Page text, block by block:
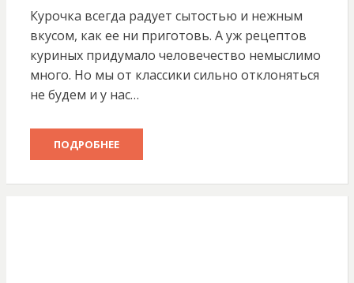
Курочка всегда радует сытостью и нежным
вкусом, как ее ни приготовь. А уж рецептов
куриных придумало человечество немыслимо
много. Но мы от классики сильно отклоняться
не будем и у нас…
ПОДРОБНЕЕ